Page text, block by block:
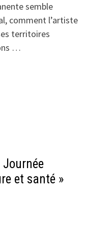
semble
comment l’artiste
territoires
…
et santé »